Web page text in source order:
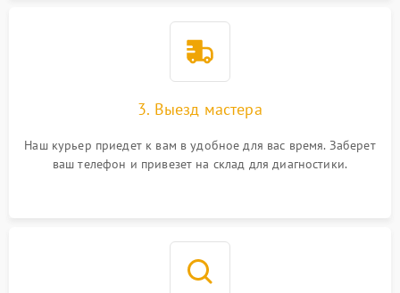
3. Выезд мастера
Наш курьер приедет к вам в удобное для вас время. Заберет
ваш телефон и привезет на склад для диагностики.